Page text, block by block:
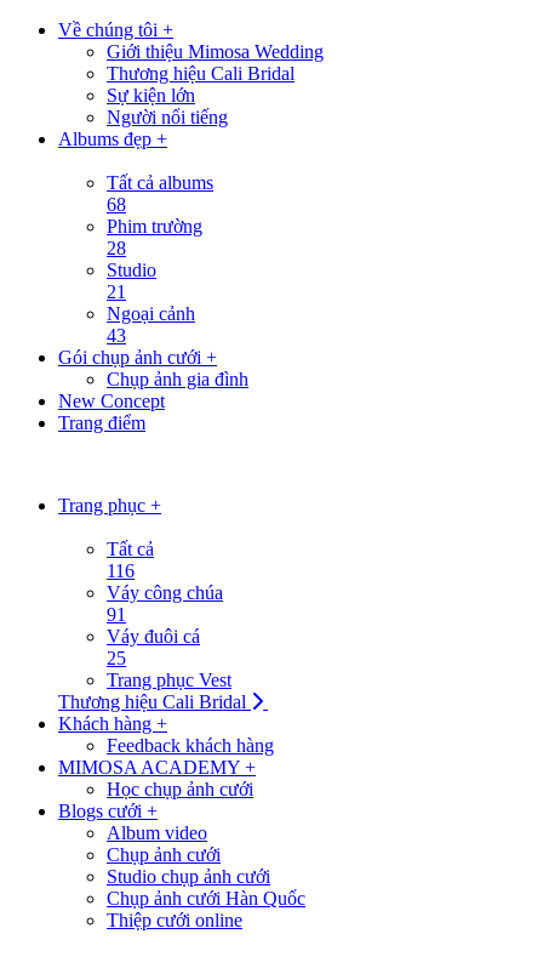
Về chúng tôi +
Giới thiệu Mimosa Wedding
Thương hiệu Cali Bridal
Sự kiện lớn
Người nổi tiếng
Albums đẹp +
Tất cả albums
68
Phim trường
28
Studio
21
Ngoại cảnh
43
Gói chụp ảnh cưới +
Chụp ảnh gia đình
New Concept
Trang điểm
Trang phục +
Tất cả
116
Váy công chúa
91
Váy đuôi cá
25
Trang phục Vest
Thương hiệu Cali Bridal
Khách hàng +
Feedback khách hàng
MIMOSA ACADEMY +
Học chụp ảnh cưới
Blogs cưới +
Album video
Chụp ảnh cưới
Studio chụp ảnh cưới
Chụp ảnh cưới Hàn Quốc
Thiệp cưới online